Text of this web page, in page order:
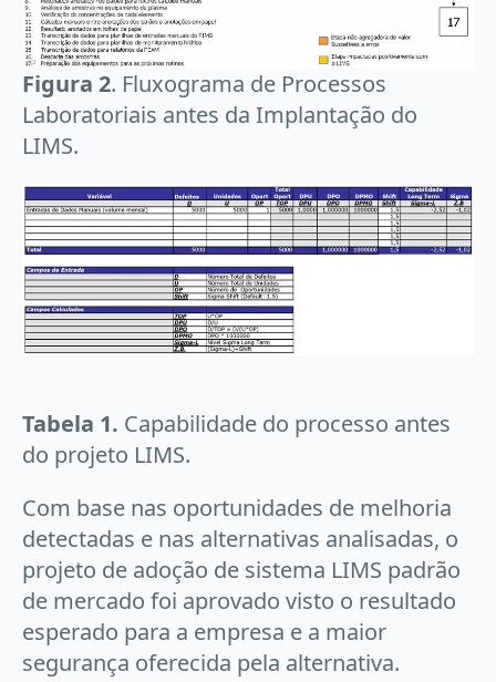
Figura 2. Fluxograma de Processos
Laboratoriais antes da Implantação do
LIMS.
Tabela 1. Capabilidade do processo antes
do projeto LIMS.
Com base nas oportunidades de melhoria
detectadas e nas alternativas analisadas, o
projeto de adoção de sistema LIMS padrão
de mercado foi aprovado visto o resultado
esperado para a empresa e a maior
segurança oferecida pela alternativa.